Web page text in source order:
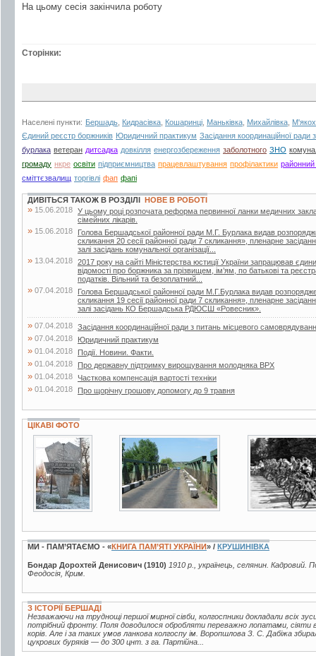
На цьому сесія закінчила роботу
Сторінки:
Населені пункти: Бершадь Кидрасівка Кошаринці Маньківка Михайлівка
Єдиний реєстр боржників Юридичний практикум Засідання координаційної
бурлака ветеран дитсадка довкілля енергозбереження заболотного ЗНО
громаду нкре освіти підприємництва працевлаштування профілактики
сміттєзвалищ торгівлі фап фапі
ДИВІТЬСЯ ТАКОЖ В РОЗДІЛІ НОВЕ В РОБОТІ
» 15.06.2018 У цьому році розпочата реформа первинної ланки медичних
сімейних лікарів.
» 15.06.2018
Голова Бершадської районної ради М.Г. Бурлака видав
скликання 20 сесії районної ради 7 скликання», пленарне
залі засідань комунальної організації...
» 13.04.2018 2017 року на сайті Міністерства юстиції України запрацював
відомості про боржника за прізвищем, ім’ям, по батькові та
податків. Вільний та безоплатний...
» 07.04.2018
Голова Бершадської районної ради М.Г.Бурлака видав
скликання 19 сесії районної ради 7 скликання», пленарне
залі засідань КО Бершадська РДЮСШ «Ровесник».
» 07.04.2018 Засідання координаційної ради з питань місцевого
» 07.04.2018 Юридичний практикум
» 01.04.2018 Події. Новини. Факти.
» 01.04.2018 Про державну підтримку вирощування молодняка ВРХ
» 01.04.2018 Часткова компенсація вартості техніки
» 01.04.2018 Про щорічну грошову допомогу до 9 травня
ЦІКАВІ ФОТО
13 фото 18 фото 2 фото
МИ - ПАМ’ЯТАЄМО - «КНИГА ПАМ’ЯТІ УКРАЇНИ» / КРУШИНІВКА
Бондар Дорохтей Денисович (1910) 1910 р., українець, селянин. Кадровий.
Феодосія, Крим.
З ІСТОРІЇ БЕРШАДІ
Незважаючи на труднощі першої мирної сівби, колгоспники докладали всіх
потрібний фронту. Поля доводилося обробляти переважно лопатами, сіяти
корів. Але і за таких умов ланкова колгоспу ім. Воропшлова З. С. Дабіжа
цукрових буряків — до 300 цнт. з га. Партійна...